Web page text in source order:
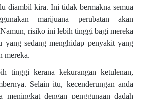
diambil kira. Ini tidak bermakna semua
marijuana perubatan akan
risiko ini lebih tinggi bagi mereka
yang sedang menghidap penyakit yang
mereka.
tinggi kerana kekurangan ketulenan,
Selain itu, kecenderungan anda
dengan penggunaan dadah